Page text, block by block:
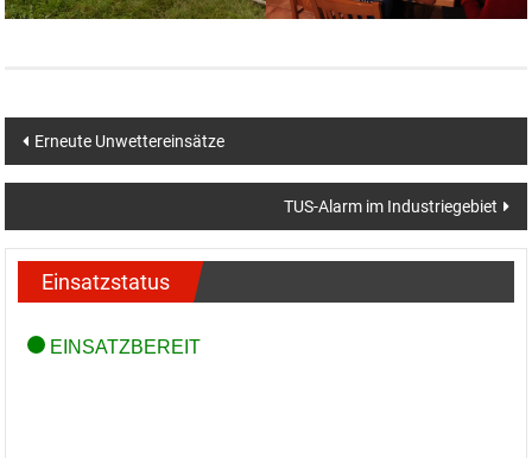
Beitragsnavigation
Erneute Unwettereinsätze
TUS-Alarm im Industriegebiet
Einsatzstatus